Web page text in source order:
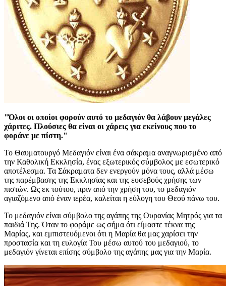
"Όλοι οι οποίοι φορούν αυτό το μεδαγιόν θα λάβουν μεγάλες
χάριτες. Πλούσιες θα είναι οι χάρεις για εκείνους που το
φοράνε με πίστη."
Το Θαυματουργό Μεδαγιόν είναι ένα σάκραμα αναγνωρισμένο από
την Καθολική Εκκλησία, ένας εξωτερικός σύμβολος με εσωτερικό
αποτέλεσμα. Τα Σάκραματα δεν ενεργούν μόνα τους, αλλά μέσω
της παρέμβασης της Εκκλησίας και της ευσεβούς χρήσης των
πιστών. Ως εκ τούτου, πριν από την χρήση του, το μεδαγιόν
αγιαζόμενο από έναν ιερέα, καλείται η εύλογη του Θεού πάνω του.
Το μεδαγιόν είναι σύμβολο της αγάπης της Ουρανίας Μητρός για τα
παιδιά Της. Όταν το φοράμε ως σήμα ότι είμαστε τέκνα της
Μαρίας, και εμπιστευόμενοι ότι η Μαρία θα μας χαρίσει την
προστασία και τη ευλογία Του μέσω αυτού του μεδαγιού, το
μεδαγιόν γίνεται επίσης σύμβολο της αγάπης μας για την Μαρία.